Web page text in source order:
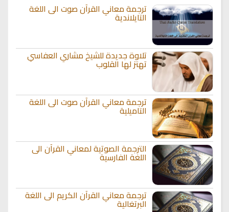
ترجمة معاني القرآن صوت الى اللغة
التايلاندية
تلاوة جديدة للشيخ مشاري العفاسي
تهتز لها القلوب
ترجمة معاني القرآن صوت الى اللغة
التاميلية
الترجمة الصوتية لمعاني القرآن الى
اللغة الفارسية
ترجمة معاني القرآن الكريم الى اللغة
البرتغالية